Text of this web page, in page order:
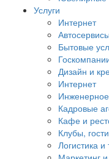
Услуги
Интернет
Бытовые
Дизайн и
Интернет
Кадровые
Кафе и
Клубы,
Логистика и